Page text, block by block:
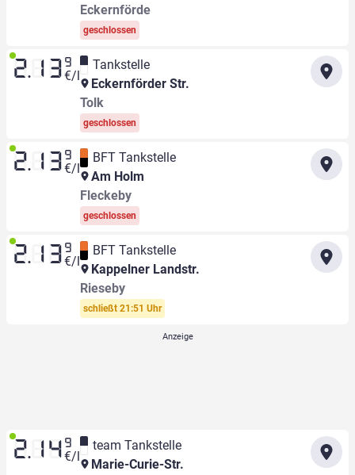
Eckernförde
geschlossen
2.13 9
€/l
Tankstelle
Eckernförder Str.
Tolk
geschlossen
2.13 9
€/l
BFT Tankstelle
Am Holm
Fleckeby
geschlossen
2.13 9
€/l
BFT Tankstelle
Kappelner Landstr.
Rieseby
schließt 21:51 Uhr
2.14 9
€/l
team Tankstelle
Marie-Curie-Str.